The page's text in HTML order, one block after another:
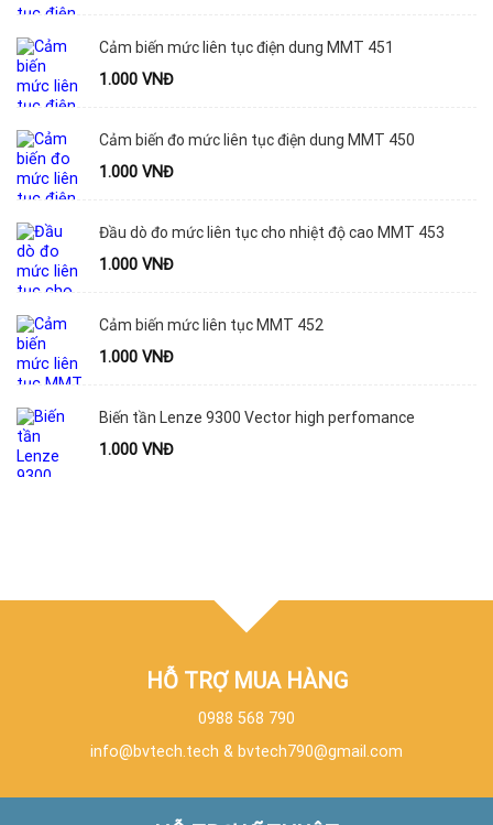
Cảm biến mức liên tục điện dung MMT 451
1.000 VNĐ
Cảm biến đo mức liên tục điện dung MMT 450
1.000 VNĐ
Đầu dò đo mức liên tục cho nhiệt độ cao MMT 453
1.000 VNĐ
Cảm biến mức liên tục MMT 452
1.000 VNĐ
Biến tần Lenze 9300 Vector high perfomance
1.000 VNĐ
HỖ TRỢ MUA HÀNG
0988 568 790
info@bvtech.tech & bvtech790@gmail.com